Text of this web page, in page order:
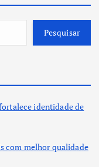
Pesquisar
identidade de
com melhor qualidade